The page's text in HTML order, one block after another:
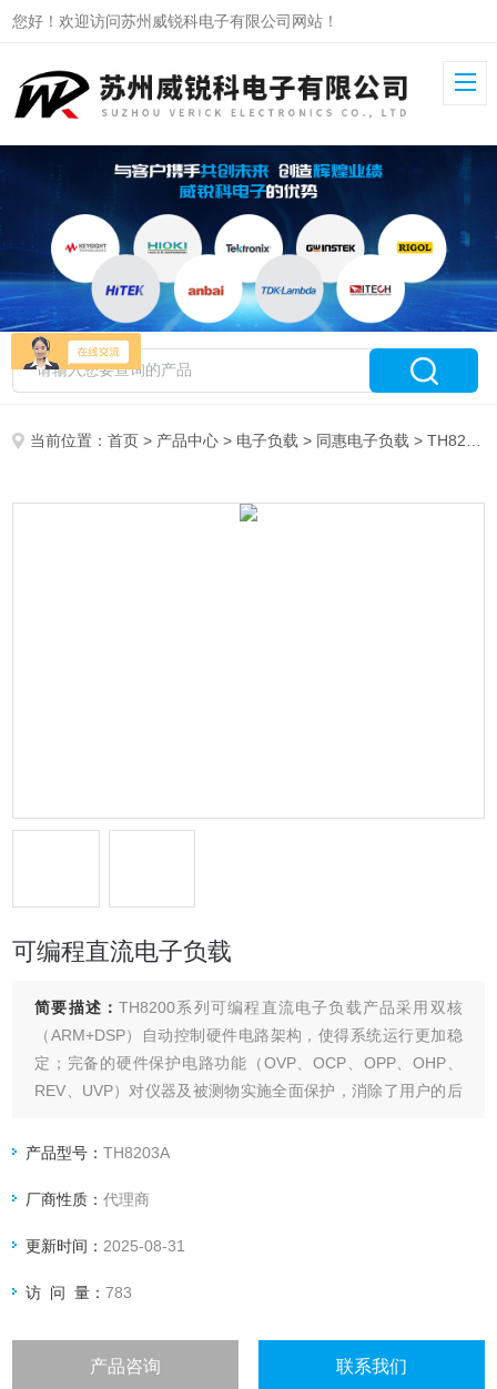
您好！欢迎访问苏州威锐科电子有限公司网站！
当前位置：首页 > 产品中心 > 电子负载 > 同惠电子负载 > TH8203A可编程直流电子负载
可编程直流电子负载
简要描述：TH8200系列可编程直流电子负载产品采用双核
（ARM+DSP）自动控制硬件电路架构，使得系统运行更加稳
定；完备的硬件保护电路功能（OVP、OCP、OPP、OHP、
REV、UVP）对仪器及被测物实施全面保护，消除了用户的后
产品型号：TH8203A
厂商性质：代理商
更新时间： 2025-08-31
访 问 量：783
产品咨询 联系我们